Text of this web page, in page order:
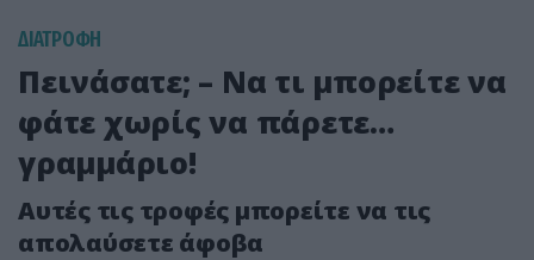
ΔΙΑΤΡΟΦΗ
Πεινάσατε; – Να τι μπορείτε να
φάτε χωρίς να πάρετε…
γραμμάριο!
Αυτές τις τροφές μπορείτε να τις
απολαύσετε άφοβα